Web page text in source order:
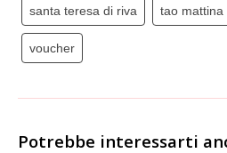
santa teresa di riva tao mattina
voucher
Potrebbe interessarti